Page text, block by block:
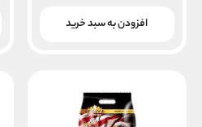
بود. فعلی
افزودن به سبد خرید